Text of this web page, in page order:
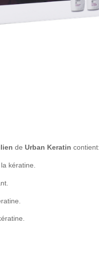
de Urban Keratin contient:
kératine.